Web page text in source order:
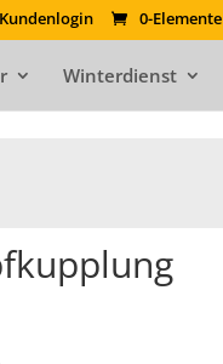
Kundenlogin 0-Elemente
Winterdienst